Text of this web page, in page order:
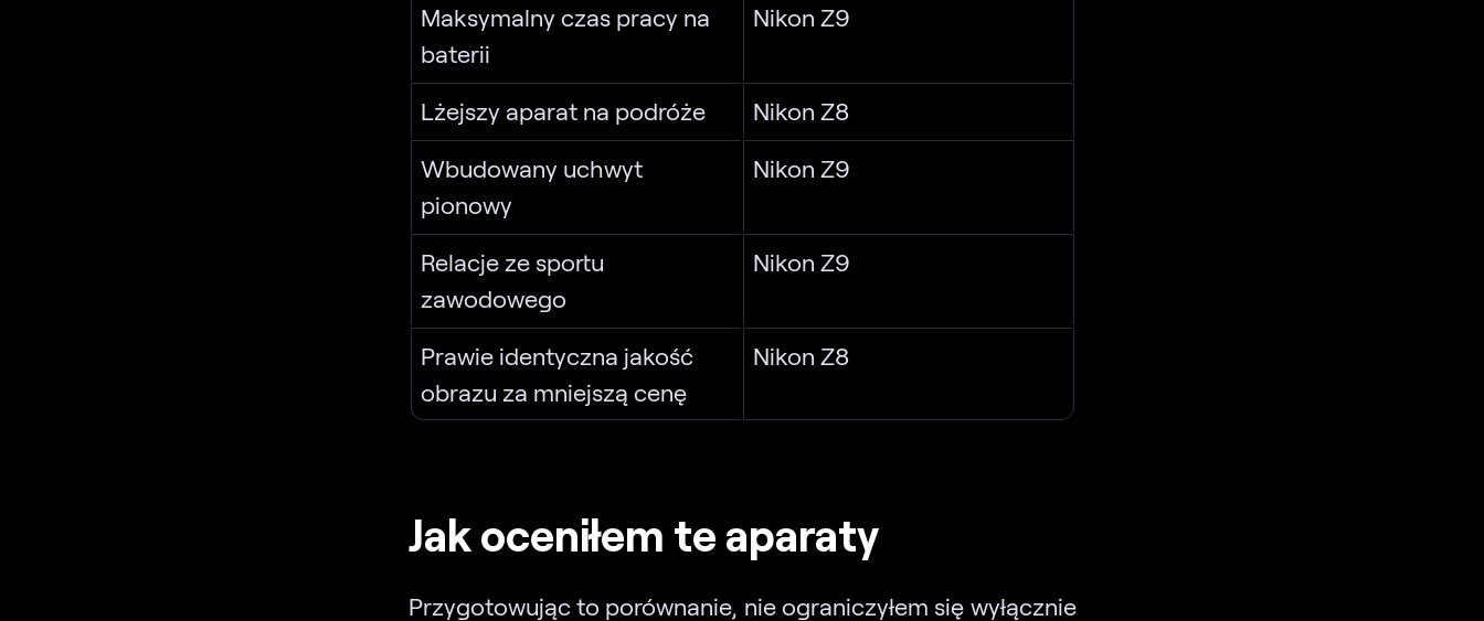
Maksymalny czas pracy na
baterii
Nikon Z9
Lżejszy aparat na podróże
Nikon Z8
Wbudowany uchwyt
pionowy
Nikon Z9
Relacje ze sportu
zawodowego
Nikon Z9
Prawie identyczna jakość
obrazu za mniejszą cenę
Nikon Z8
Jak oceniłem te aparaty
Przygotowując to porównanie, nie ograniczyłem się wyłącznie